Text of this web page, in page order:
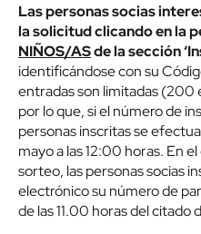
Las personas socias
la solicitud clicando en la
NIÑOS/ASde la sección
identificándose con su
entradas son limitadas (200
por lo que, si el número de
personas inscritas se
mayo a las 12:00 horas. En
sorteo, las personas socias
electrónico su número de
de las 11.00 horas del citado